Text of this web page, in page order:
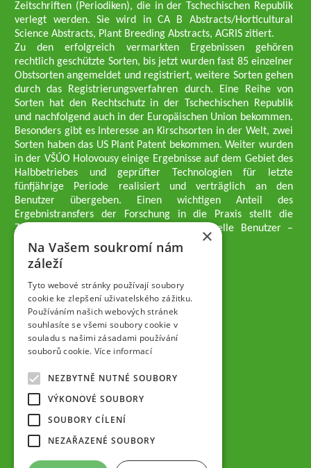
Zeitschriften (Periodiken), die in der Tschechischen Republik
verlegt werden. Sie wird in CA B Abstracts/Horticultural
Science Abstracts, Plant Breeding Abstracts, AGRIS zitiert.
Zu den erfolgreich vermarkten Ergebnissen gehören
rechtlich geschützte Sorten, bis jetzt wurden fast 85 einzelner
Obstsorten angemeldet und registriert, weitere Sorten gehen
durch das Registrierungsverfahren durch. Eine Reihe von
Sorten hat den Rechtschutz in der Tschechischen Republik
und nachfolgend auch in der Europäischen Union bekommen.
Besonders gibt es Interesse an Kirschsorten in der Welt, zwei
Sorten haben das US Plant Patent bekommen. Weiter wurden
in der VŠÚO Holovousy einige Ergebnisse auf dem Gebiet des
Halbbetriebes und geprüfter Technologien für letzte
fünfjährige Periode realisiert und verträglich an den
Benutzer übergeben. Einen wichtigen Anteil des
Ergebnistransfers der Forschung in die Praxis stellt die
Züchtungsmethodik dar, die an professionelle Benutzer –
professionelle Obstzüchter übergeben wird.
Geschäftsführer der Gesellschaft
Dipl.-Ing. Tomáš Zmeškal
Dipl.-Ing. Jaroslav Vácha
Gesellschafter
Dipl.-Ing. Jan Blažek, CS c.
Dipl.-Ing. Josef Kosina, CS c.
Dipl.-Ing. Václav Ludvík
Jaroslav Muška
Dipl.-Ing. Radoslav Potůček
SEMPRA PRAHA a.s. (AG)
Aufsichtsrat der Gesellschaft
Dipl.-Ing. Josef Kosina
Mgr. Vladimír Samek
×
Na Vašem soukromí nám
záleží
Tyto webové stránky používají soubory
cookie ke zlepšení uživatelského zážitku.
Používáním našich webových stránek
souhlasíte se všemi soubory cookie v
souladu s našimi zásadami používání
souborů cookie. Více informací
NEZBYTNĚ NUTNÉ SOUBORY
VÝKONOVÉ SOUBORY
SOUBORY CÍLENÍ
NEZAŘAZENÉ SOUBORY